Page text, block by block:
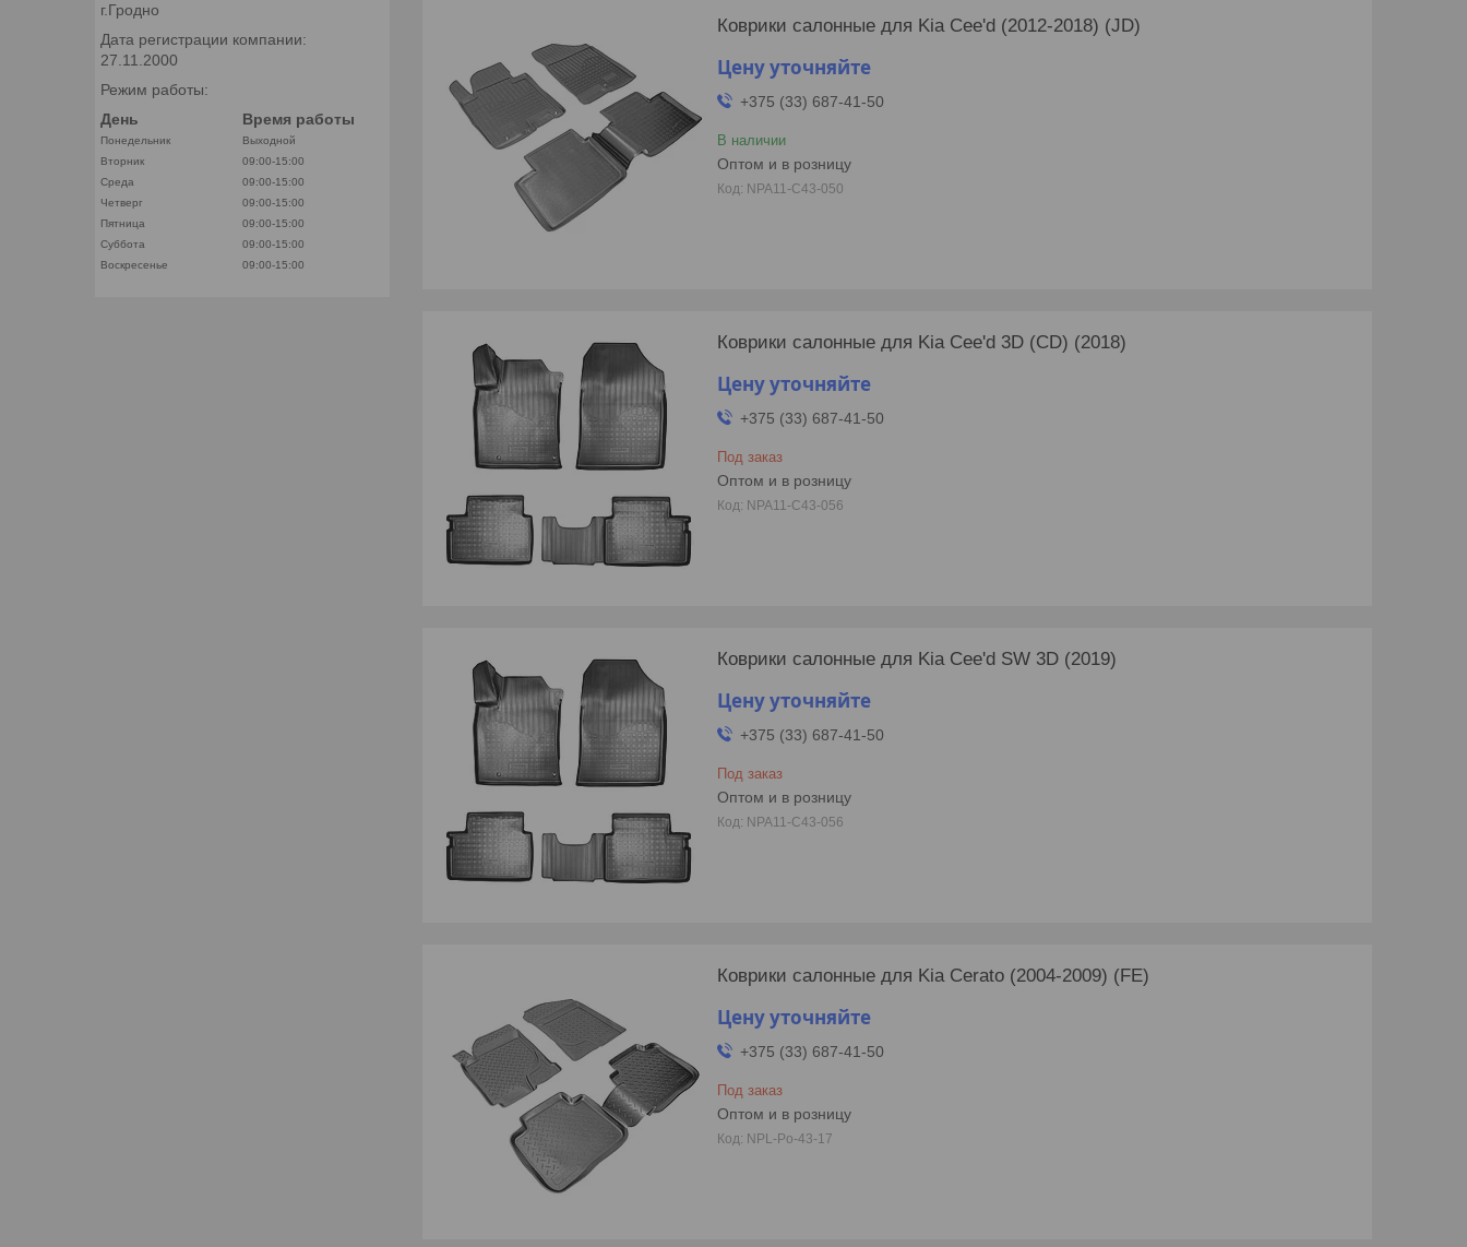
Коврики салонные для Kia Cee'd (2012-2018) (JD)
Цену уточняйте
+375 (33) 687-41-50
В наличии
Оптом и в розницу
NPA11-C43-050
Коврики салонные для Kia Cee'd 3D (CD) (2018)
Цену уточняйте
+375 (33) 687-41-50
Под заказ
Оптом и в розницу
NPA11-C43-056
Коврики салонные для Kia Cee'd SW 3D (2019)
Цену уточняйте
+375 (33) 687-41-50
Под заказ
Оптом и в розницу
NPA11-C43-056
Коврики салонные для Kia Cerato (2004-2009) (FE)
Цену уточняйте
+375 (33) 687-41-50
Под заказ
Оптом и в розницу
NPL-Po-43-17
г.Гродно
Дата регистрации компании:
27.11.2000
Режим работы:
День
Время работы
Понедельник
Выходной
Вторник
09:00-15:00
Среда
09:00-15:00
Четверг
09:00-15:00
Пятница
09:00-15:00
Суббота
09:00-15:00
Воскресенье
09:00-15:00